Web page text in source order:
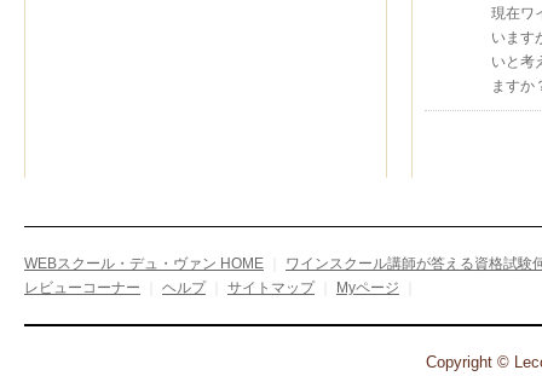
現在ワ
います
いと考
ますか
WEBスクール・デュ・ヴァン HOME
ワインスクール講師が答える資格試験
レビューコーナー
ヘルプ｜ サイトマップ｜ Myページ
Copyright ©